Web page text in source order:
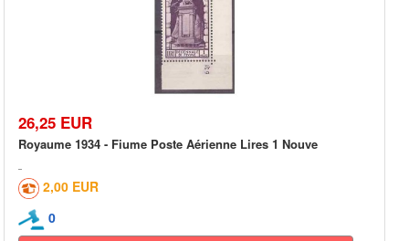
26,25 EUR
Royaume 1934 - Fiume Poste Aérienne Lires 1 Nouve
2,00 EUR
0